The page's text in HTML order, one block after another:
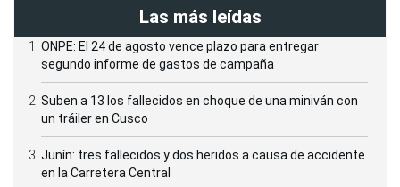
Las más leídas
ONPE: El 24 de agosto vence plazo para entregar
segundo informe de gastos de campaña
Suben a 13 los fallecidos en choque de una miniván con
un tráiler en Cusco
Junín: tres fallecidos y dos heridos a causa de accidente
en la Carretera Central